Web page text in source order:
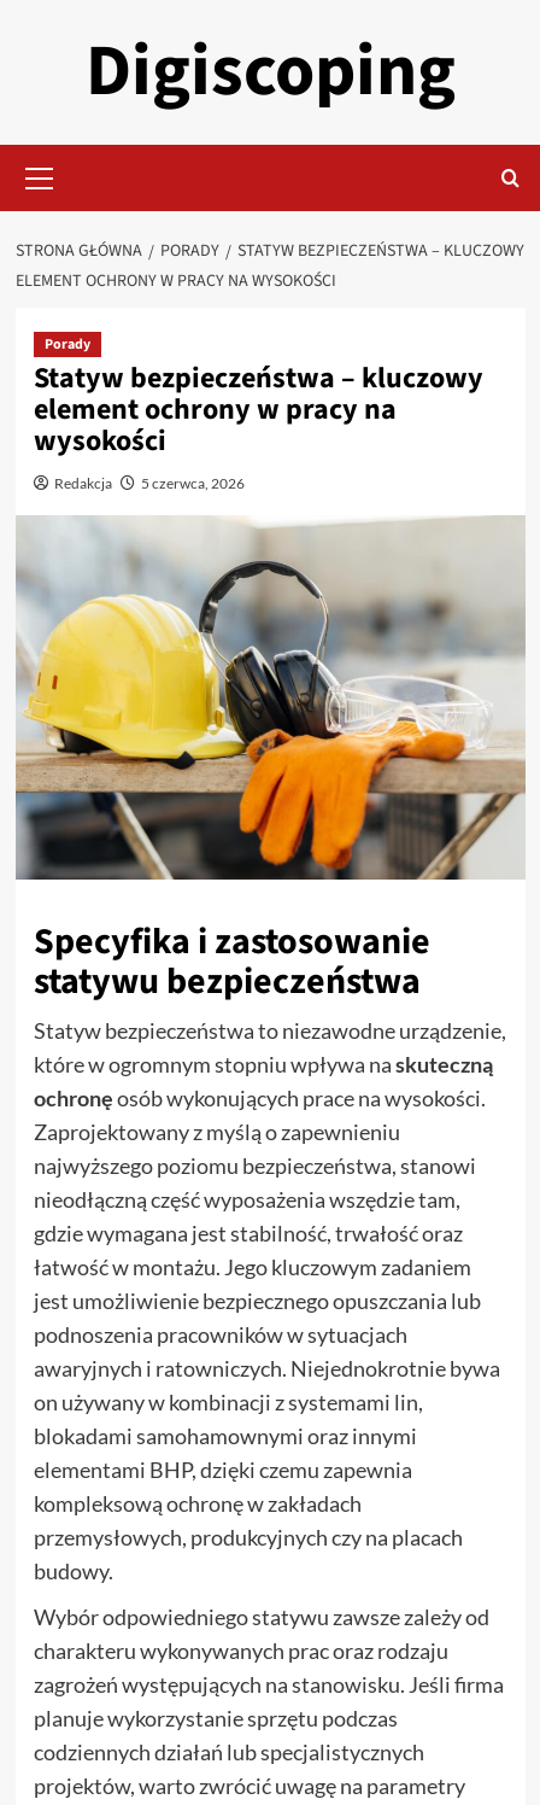
Digiscoping
główne
STRONA GŁÓWNA PORADY
STATYW BEZPIECZEŃSTWA – KLUCZOWY
ELEMENT OCHRONY W PRACY NA WYSOKOŚCI
Porady
Statyw bezpieczeństwa – kluczowy
element ochrony w pracy na
wysokości
Redakcja 5 czerwca, 2026
Specyfika i zastosowanie
statywu bezpieczeństwa
Statyw bezpieczeństwa to niezawodne urządzenie,
które w ogromnym stopniu wpływa naskuteczną
ochronęosób wykonujących prace na wysokości.
Zaprojektowany z myślą o zapewnieniu
najwyższego poziomu bezpieczeństwa, stanowi
nieodłączną część wyposażenia wszędzie tam,
gdzie wymagana jest stabilność, trwałość oraz
łatwość w montażu. Jego kluczowym zadaniem
jest umożliwienie bezpiecznego opuszczania lub
podnoszenia pracowników w sytuacjach
awaryjnych i ratowniczych. Niejednokrotnie bywa
on używany w kombinacji z systemami lin,
blokadami samohamownymi oraz innymi
elementami BHP, dzięki czemu zapewnia
kompleksową ochronę w zakładach
przemysłowych, produkcyjnych czy na placach
budowy.
Wybór odpowiedniego statywu zawsze zależy od
charakteru wykonywanych prac oraz rodzaju
zagrożeń występujących na stanowisku. Jeśli firma
planuje wykorzystanie sprzętu podczas
codziennych działań lub specjalistycznych
projektów, warto zwrócić uwagę na parametry